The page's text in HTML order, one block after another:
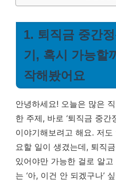
1. 퇴직금 중간
기, 혹시 가능할
작해봤어요
안녕하세요! 오늘은 많은
한 주제, 바로 ‘퇴직금 중간
이야기해보려고 해요. 저
요할 일이 생겼는데, 퇴직
있어야만 가능한 걸로 알
는 ‘아, 이건 안 되겠구나’